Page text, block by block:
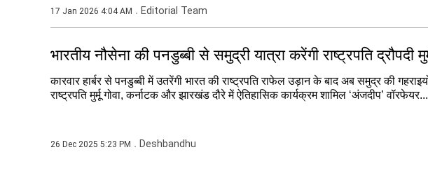
17 Jan 2026 4:04 AM Editorial Team
भारतीय नौसेना की पनडुब्बी से समुद्री यात्रा करेंगी राष्ट्रपति द्रौपदी
कारवार हार्बर से पनडुब्बी में उतरेंगी भारत की राष्ट्रपति राफेल उड़ान के बाद अब समुद्र की
राष्ट्रपति मुर्मू गोवा, कर्नाटक और झारखंड दौरे में ऐतिहासिक कार्यक्रम शामिल ‘अंजदीप’ वॉरफेयर...
26 Dec 2025 5:23 PM Deshbandhu